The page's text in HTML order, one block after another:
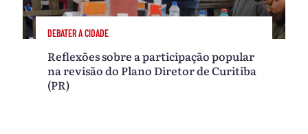
DEBATER A CIDADE
Reflexões sobre a participação popular
na revisão do Plano Diretor de Curitiba
(PR)